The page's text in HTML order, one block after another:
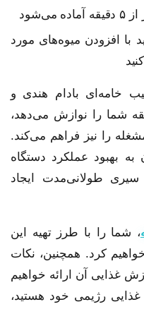
با افزودن میوه‌های مورد
خامه‌ای بادام هندی و
شما را نوازش می‌دهد،
را نیز فراهم می‌کند.
به بهبود عملکرد دستگاه
طولانی‌مدت ایجاد
، شما را با طرز تهیه این
کرد. همچنین، نکات
غذایی آن ارائه خواهیم
غذایی رژیمی خود هستید،